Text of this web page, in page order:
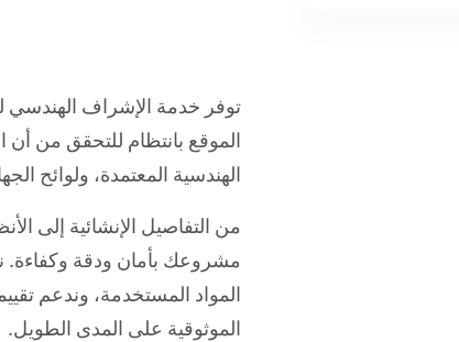
توفر خدمة الإشراف الهندسي
الموقع بانتظام للتحقق من
الهندسية المعتمدة، ولوائح
من التفاصيل الإنشائية إلى
مشروعك بأمان ودقة وكفاءة.
المواد المستخدمة، وندعم
الموثوقية على المدى الطويل.